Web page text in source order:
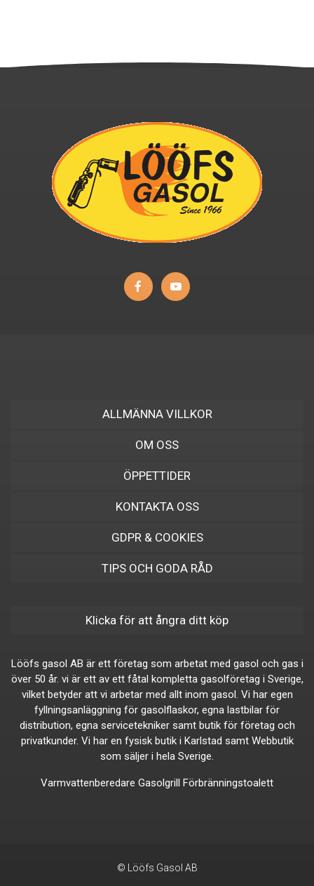
ALLMÄNNA VILLKOR
OM OSS
ÖPPETTIDER
KONTAKTA OSS
GDPR & COOKIES
TIPS OCH GODA RÅD
Klicka för att ångra ditt köp
Lööfs gasol AB är ett företag som arbetat med gasol och gas i
över 50 år. vi är ett av ett fåtal kompletta gasolföretag i Sverige,
vilket betyder att vi arbetar med allt inom gasol. Vi har egen
fyllningsanläggning för gasolflaskor, egna lastbilar för
distribution, egna servicetekniker samt butik för företag och
privatkunder. Vi har en fysisk butik i Karlstad samt Webbutik
som säljer i hela Sverige.
Varmvattenberedare Gasolgrill Förbränningstoalett
© Lööfs Gasol AB